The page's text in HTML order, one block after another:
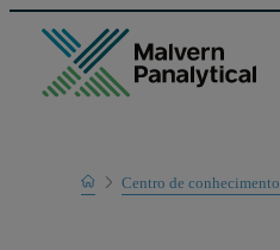
Home
Learn
Centro de conhecimento